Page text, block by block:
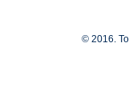
© 2016.